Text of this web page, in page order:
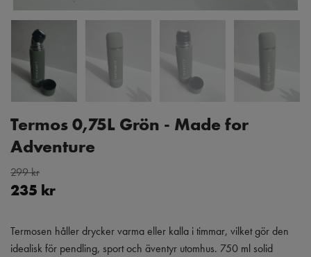
Termos 0,75L Grön - Made for
Adventure
299 kr
235 kr
Termosen håller drycker varma eller kalla i timmar, vilket gör den
idealisk för pendling, sport och äventyr utomhus. 750 ml solid